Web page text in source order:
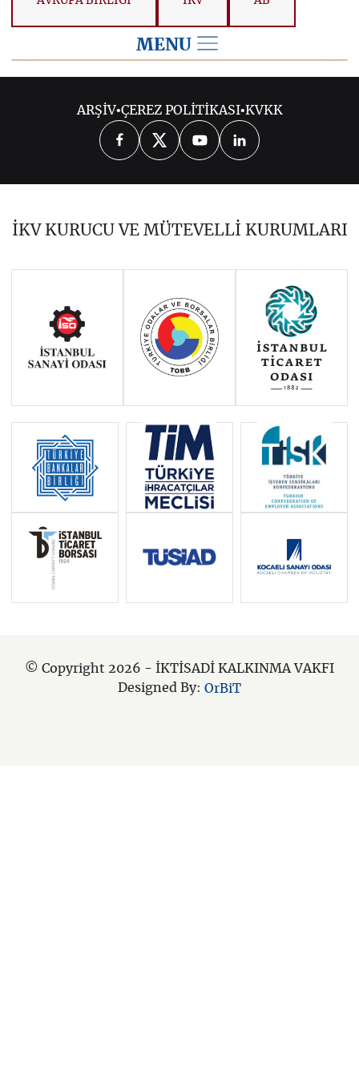
MENU
2025 2024 2023
2022 2021 2020
ARŞİV•ÇEREZ POLİTİKASI•KVKK
İKV KURUCU VE MÜTEVELLİ KURUMLARI
© Copyright 2026 - İKTİSADİ KALKINMA VAKFI
Designed By: OrBiT